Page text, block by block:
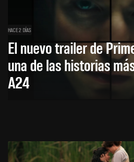
HACE 2 DÍAS
El nuevo trailer de
una de las historias
A24